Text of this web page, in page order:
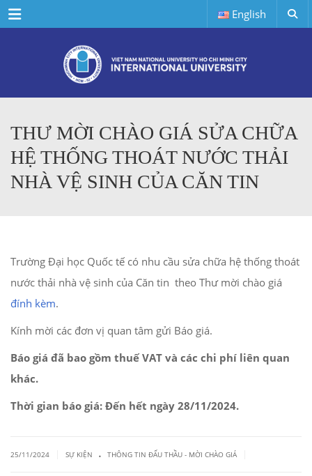
Menu English
THƯ MỜI CHÀO GIÁ SỬA CHỮA
HỆ THỐNG THOÁT NƯỚC THẢI
NHÀ VỆ SINH CỦA CĂN TIN
Trường Đại học Quốc tế có nhu cầu sửa chữa hệ thống thoát
nước thải nhà vệ sinh của Căn tin theo Thư mời chào giá
đính kèm.
Kính mời các đơn vị quan tâm gửi Báo giá.
Báo giá đã bao gồm thuế VAT và các chi phí liên quan
khác.
Thời gian báo giá: Đến hết ngày 28/11/2024.
25/11/2024 SỰ KIỆN . THÔNG TIN ĐẤU THẦU - MỜI CHÀO GIÁ